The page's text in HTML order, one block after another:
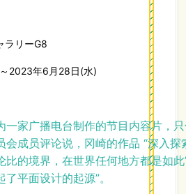
ラリーG8
2023年6月28日(水)
一家广播电台制作的节目内容片，
会成员评论说，冈崎的作品 “深入
比的境界，在世界任何地方都是如
平面设计的起源”。